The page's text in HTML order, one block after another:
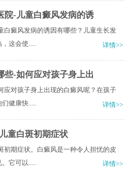
院-儿童白癜风发病的诱
白癜风发病的诱因有哪些？儿童生长发
这会使.....
详情>>
些-如何应对孩子身上出
应对孩子身上出现的白癜风呢？在孩子
健康快.....
详情>>
童白斑初期症状
初期症状。白癜风是一种令人担忧的皮
它可以.....
详情>>